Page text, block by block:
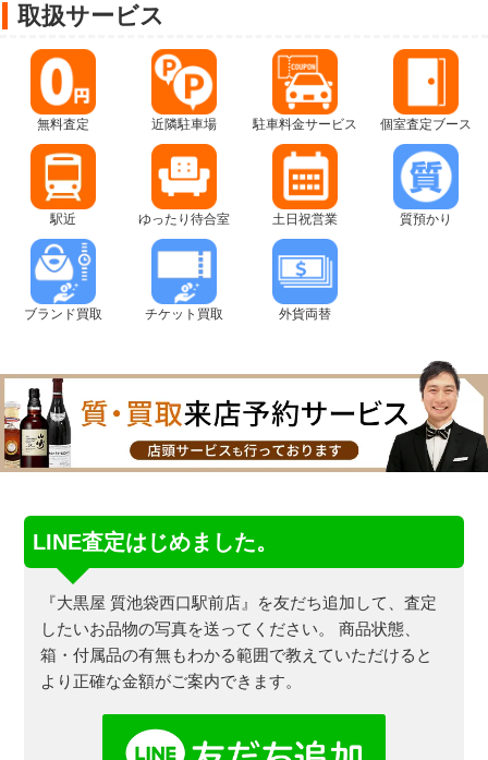
取扱サービス
無料査定 近隣駐車場 駐車料金サービス 個室査定ブース
駅近 ゆったり待合室 土日祝営業 質預かり
ブランド買取 チケット買取 外貨両替
LINE査定はじめました。
『大黒屋 質池袋西口駅前店』を友だち追加して、査定
したいお品物の写真を送ってください。
商品状態、
箱・付属品の有無もわかる範囲で教えていただけると
より正確な金額がご案内できます。